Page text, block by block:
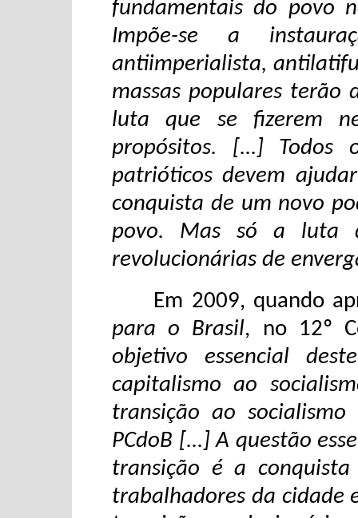
fundamentais do povo
Impõe-se a
antiimperialista,
massas populares terão
luta que se fizerem
propósitos. [...] Todos
patrióticos devem
conquista de um novo
povo. Mas só a luta
revolucionárias de
Em 2009, quando
para o Brasil, no 12º
objetivo essencial
capitalismo ao
transição ao
PCdoB [...] A questão
transição é a
trabalhadores da cidade